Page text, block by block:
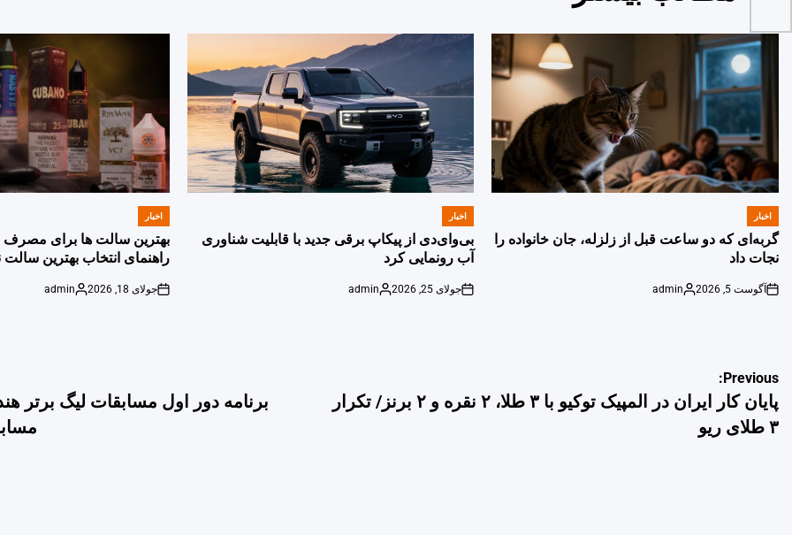
POSTED
IN
اخبار
گربه‌ای که دو ساعت قبل از زلزله، جان خانواده را
نجات داد
on
آگوست 5, 2026
Posted
admin
POSTED
اخبار
بی‌وای‌دی از پیکاپ برقی جدید با قابلیت شناوری
آب رونمایی کرد
on
جولای 25, 2026
Posted
admin
POSTED
اخبار
بهترین سالت ها برای مصرف
راهنمای انتخاب بهترین سالت
on
جولای 18, 2026
Posted
admin
راهبری
نوشته
Previous:
پایان کار ایران در المپیک توکیو با ۳ طلا، ۲ نقره و ۲ برنز/ تکرار
۳ طلای ریو
برنامه دور اول مسابقات لیگ برتر
مسابقات